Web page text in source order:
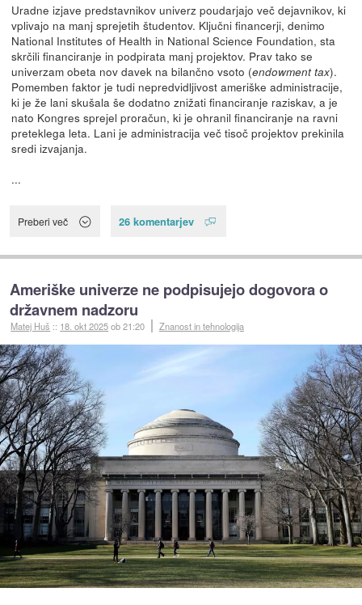
Uradne izjave predstavnikov univerz poudarjajo več dejavnikov, ki
vplivajo na manj sprejetih študentov. Ključni financerji, denimo
National Institutes of Health in National Science Foundation, sta
skrčili financiranje in podpirata manj projektov. Prav tako se
univerzam obeta nov davek na bilančno vsoto (endowment tax).
Pomemben faktor je tudi nepredvidljivost ameriške administracije,
ki je že lani skušala še dodatno znižati financiranje raziskav, a je
nato Kongres sprejel proračun, ki je ohranil financiranje na ravni
preteklega leta. Lani je administracija več tisoč projektov prekinila
sredi izvajanja.
...
Preberi več 26 komentarjev
Ameriške univerze ne podpisujejo dogovora o
državnem nadzoru
Matej Huš :: 18. okt 2025ob 21:20 Znanost in tehnologija